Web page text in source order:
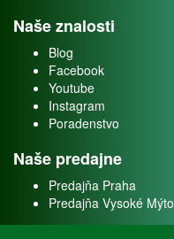
Naše znalosti
Blog
Facebook
Youtube
Instagram
Poradenstvo
Naše predajne
Predajňa Praha
Predajňa Vysoké Mýto